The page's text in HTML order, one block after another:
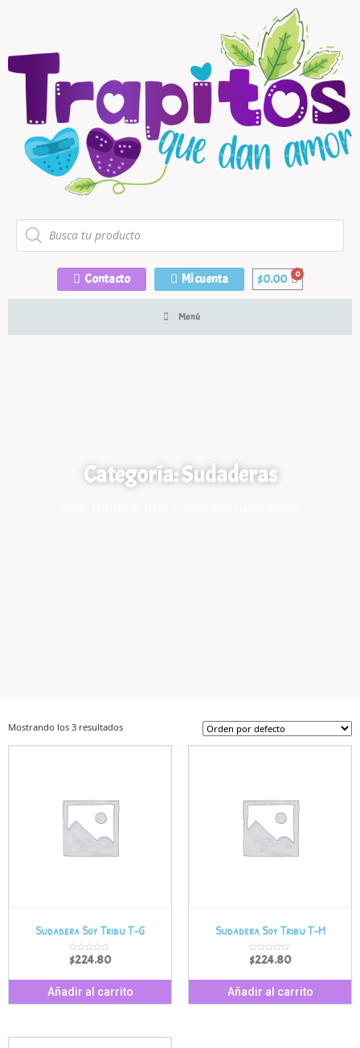
Contacto Mi cuenta $0.00
Menú
Categoría: Sudaderas
Mostrando los 3 resultados
Sudadera Soy Tribu T-G
V
a
o
a
d
$224.80
Añadir al carrito
Sudadera Soy Tribu T-M
V
a
o
a
$224.80
Añadir al carrito